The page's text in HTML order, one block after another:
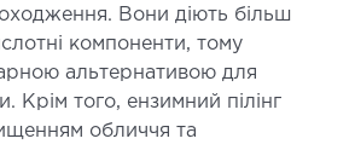
Вони діють більш
компоненти, тому
альтернативою для
Крім того, ензимний пілінг
обличчя та